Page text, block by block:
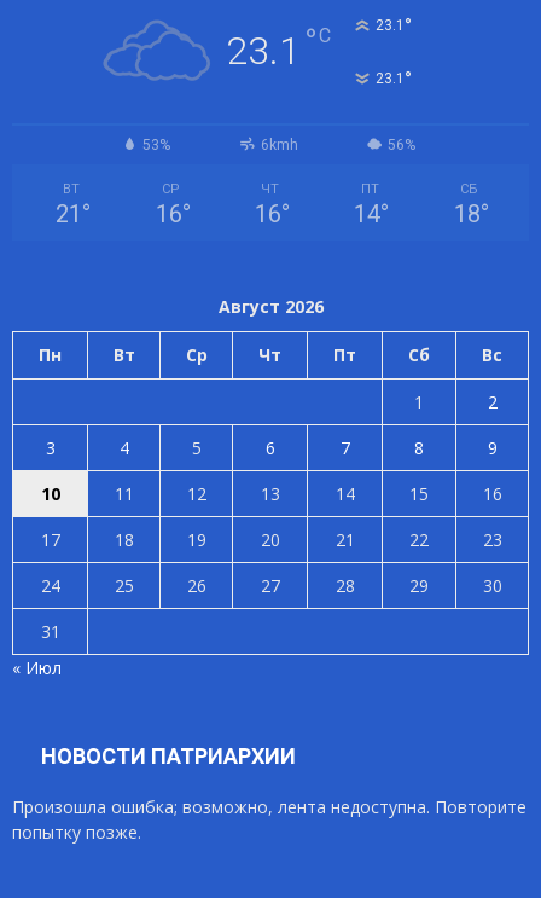
23.1 °C 23.1 °
23.1 °
53% 6kmh 56%
ВТ
21 °
СР
16°
ЧТ
16°
ПТ
14°
СБ
18°
Август 2026
Пн Вт Ср Чт Пт Сб Вс
1
2
3
4 5 6 7 8
9
10
11 12 13 14 15
16
17
18 19 20 21 22
23
24
25 26 27 28 29
30
31
« Июл
НОВОСТИ ПАТРИАРХИИ
Произошла ошибка; возможно, лента недоступна. Повторите
попытку позже.